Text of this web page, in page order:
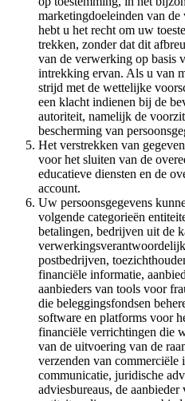
marketingdoeleinden van
hebt u het recht om uw
trekken, zonder dat dit
van de verwerking op basis
intrekking ervan. Als u van
strijd met de wettelijke
een klacht indienen bij de
autoriteit, namelijk de
bescherming van
Het verstrekken van
voor het sluiten van de
educatieve diensten en de
account.
Uw persoonsgegevens
volgende categorieën
betalingen, bedrijven uit de
postbedrijven,
financiële informatie,
aanbieders van tools voor
die beleggingsfondsen
software en platforms voor
financiële verrichtingen die
van de uitvoering van de
verzenden van
communicatie, juridische
adviesbureaus, de